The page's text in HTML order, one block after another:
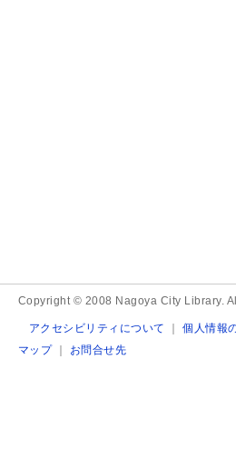
Copyright © 2008 Nagoya City Library.
アクセシビリティについて ｜個人情報
マップ｜ お問合せ先